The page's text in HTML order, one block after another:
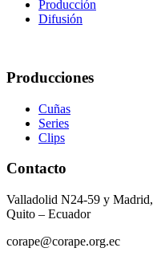
Producción
Difusión
Producciones
Cuñas
Series
Clips
Contacto
Valladolid N24-59 y Madrid,
Quito – Ecuador
corape@corape.org.ec